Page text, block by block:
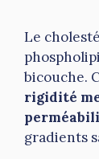
Le
bicouche.
rigidité
gradients